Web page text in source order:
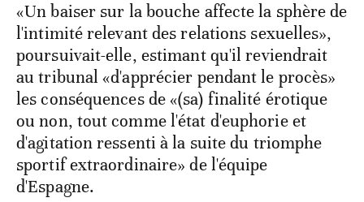
«Un baiser sur la bouche affecte la sphère de
l'intimité relevant des relations sexuelles»,
poursuivait-elle, estimant qu'il reviendrait
au tribunal «d'apprécier pendant le procès»
les conséquences de «(sa) finalité érotique
ou non, tout comme l'état d'euphorie et
d'agitation ressenti à la suite du triomphe
sportif extraordinaire» de l'équipe
d'Espagne.